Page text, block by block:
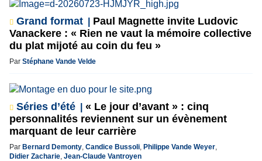
Grand format
Paul Magnette invite Ludovic
Vanackere : « Rien ne vaut la mémoire collective
du plat mijoté au coin du feu »
Par Stéphane Vande Velde
Séries d’été
« Le jour d’avant » : cinq
personnalités reviennent sur un évènement
marquant de leur carrière
Par Bernard Demonty, Candice Bussoli, Philippe Vande Weyer,
Didier Zacharie, Jean-Claude Vantroyen